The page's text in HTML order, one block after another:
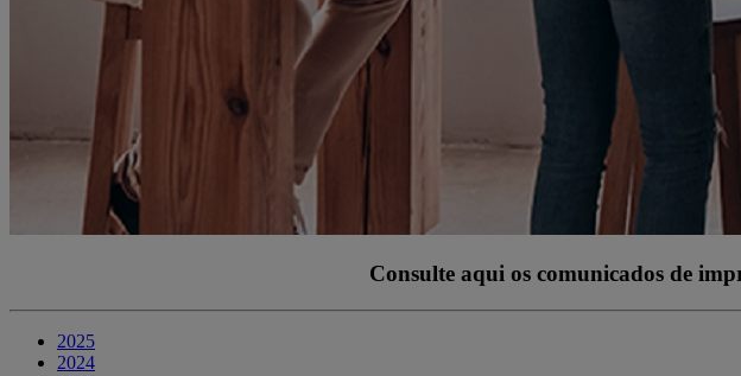
Consulte aqui os comunicados de
2025
2024